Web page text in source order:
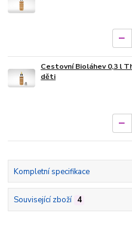
Cestovní Bioláhev 0,3 l
děti
Kompletní specifikace
Související zboží 4